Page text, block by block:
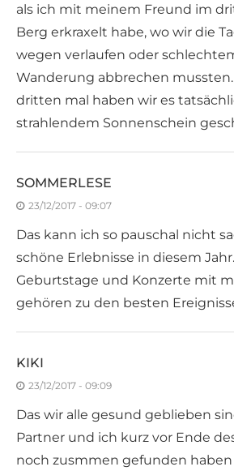
als ich mit meinem Freund im
Berg erkraxelt habe, wo wir die
wegen verlaufen oder
Wanderung abbrechen
dritten mal haben wir es
strahlendem Sonnenschein
SOMMERLESE
23/12/2017 - 09:07
Das kann ich so pauschal nicht
schöne Erlebnisse in diesem
Geburtstage und Konzerte mit
gehören zu den besten
KIKI
23/12/2017 - 09:09
Das wir alle gesund geblieben
Partner und ich kurz vor Ende
noch zusmmen gefunden haben